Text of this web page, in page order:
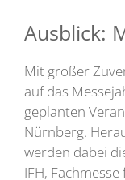
Ausblick:
Mit großer
auf das
geplanten
Nürnberg.
werden dabei
IFH,